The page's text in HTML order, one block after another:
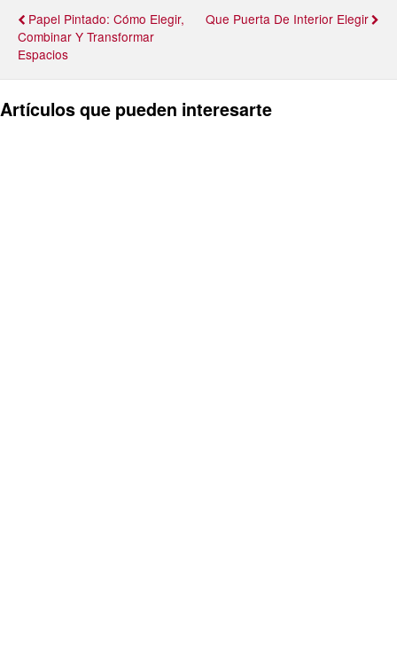
Papel Pintado: Cómo Elegir,
Combinar Y Transformar
Espacios
Que Puerta De Interior Elegir
Artículos que pueden interesarte